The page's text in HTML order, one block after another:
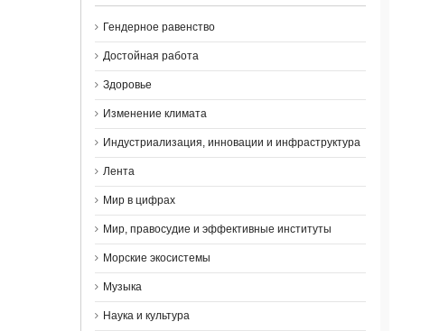
Гендерное равенство
Достойная работа
Здоровье
Изменение климата
Индустриализация, инновации и инфраструктура
Лента
Мир в цифрах
Мир, правосудие и эффективные институты
Морские экосистемы
Музыка
Наука и культура